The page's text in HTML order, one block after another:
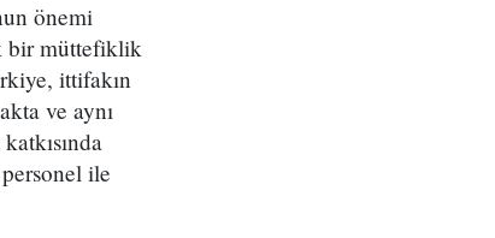
önemi
bir müttefiklik
ittifakın
ve aynı
ile